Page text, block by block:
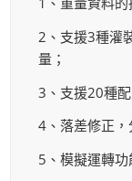
2、支援3種灌
量；
3、支援20種配
4、落差修正，
5、模擬運轉功